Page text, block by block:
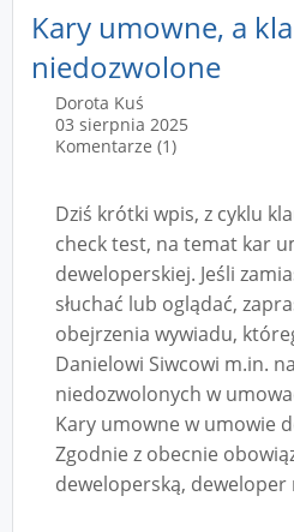
Kary umowne, a
niedozwolone
Dorota Kuś
03 sierpnia 2025
Komentarze (1)
Dziś krótki wpis, z cyklu
check test, na temat kar
deweloperskiej. Jeśli
słuchać lub oglądać,
obejrzenia wywiadu,
Danielowi Siwcowi m.in.
niedozwolonych w
Kary umowne w umowie
Zgodnie z obecnie
deweloperską,